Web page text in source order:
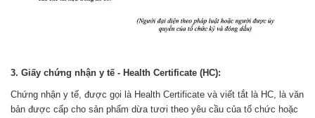
3. Giấy chứng nhận y tế - Health Certificate (HC):
Chứng nhận y tế, được gọi là Health Certificate và viết tắt là HC, là văn
bản được cấp cho sản phẩm dừa tươi theo yêu cầu của tổ chức hoặc